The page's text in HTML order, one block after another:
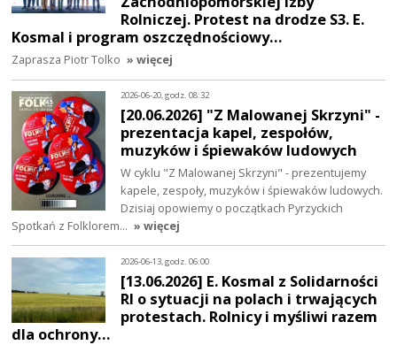
Rolniczej. Protest na drodze S3. E.
Kosmal i program oszczędnościowy…
Zaprasza Piotr Tolko » więcej
2026-06-20, godz. 08:32
[20.06.2026] "Z Malowanej Skrzyni" -
prezentacja kapel, zespołów,
muzyków i śpiewaków ludowych
W cyklu "Z Malowanej Skrzyni" - prezentujemy
kapele, zespoły, muzyków i śpiewaków ludowych.
Dzisiaj opowiemy o początkach Pyrzyckich
Spotkań z Folklorem… » więcej
2026-06-13, godz. 06:00
[13.06.2026] E. Kosmal z Solidarności
RI o sytuacji na polach i trwających
protestach. Rolnicy i myśliwi razem
dla ochrony…